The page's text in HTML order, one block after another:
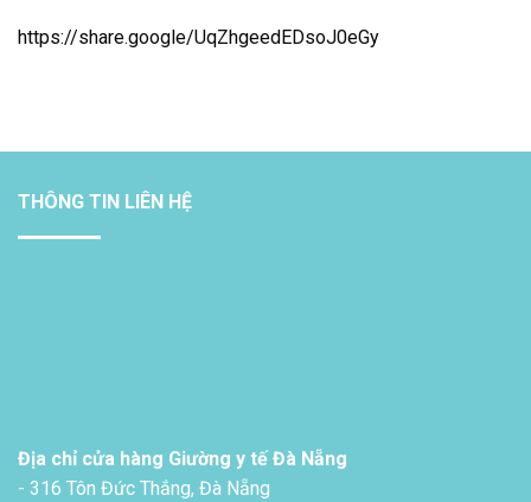
https://share.google/UqZhgeedEDsoJ0eGy
THÔNG TIN LIÊN HỆ
Địa chỉ cửa hàng Giường y tế Đà Nẵng
- 316 Tôn Đức Thắng, Đà Nẵng